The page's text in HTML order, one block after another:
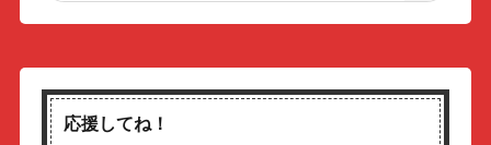
応援してね！